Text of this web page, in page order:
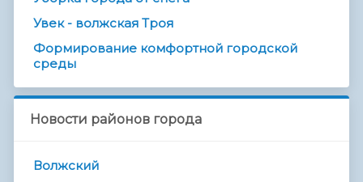
Увек - волжская Троя
Формирование комфортной городской
среды
Новости районов города
Волжский